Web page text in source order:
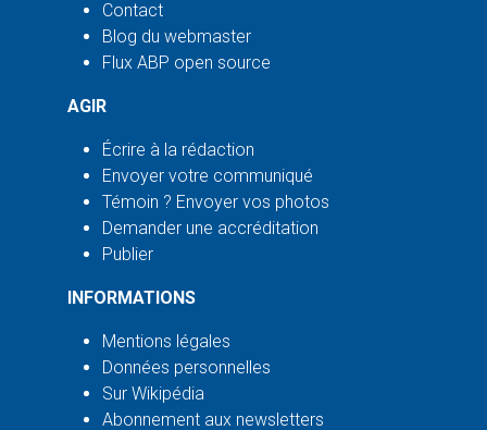
Contact
Blog du webmaster
Flux ABP open source
AGIR
Écrire à la rédaction
Envoyer votre communiqué
Témoin ? Envoyer vos photos
Demander une accréditation
Publier
INFORMATIONS
Mentions légales
Données personnelles
Sur Wikipédia
Abonnement aux newsletters